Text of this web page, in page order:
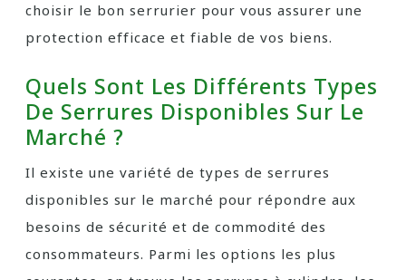
choisir le bon serrurier pour vous assurer une
protection efficace et fiable de vos biens.
Quels Sont Les Différents Types
De Serrures Disponibles Sur Le
Marché ?
Il existe une variété de types de serrures
disponibles sur le marché pour répondre aux
besoins de sécurité et de commodité des
consommateurs. Parmi les options les plus